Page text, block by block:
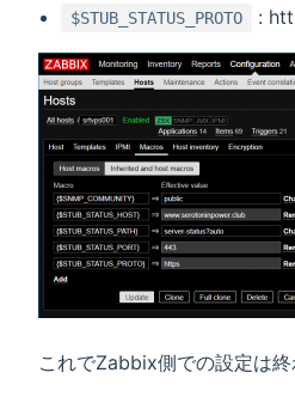
$STUB_STATUS_PROTO :
これでZabbix側での設定は終